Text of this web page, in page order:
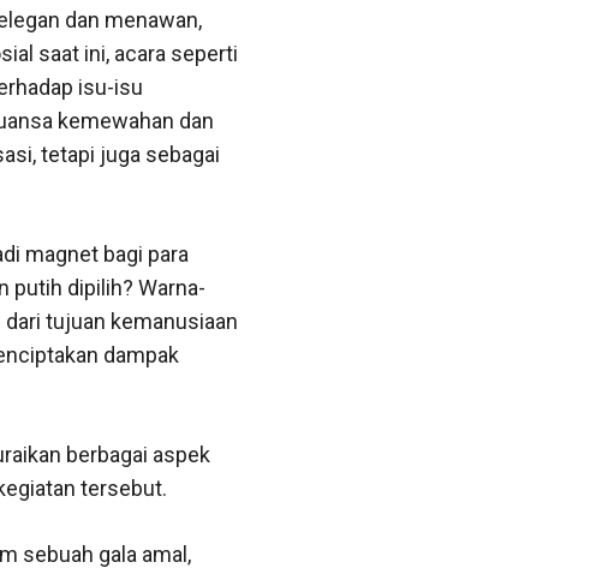
dan menawan,
saat ini, acara seperti
isu-isu
kemewahan dan
tetapi juga sebagai
magnet bagi para
putih dipilih? Warna-
tujuan kemanusiaan
dampak
berbagai aspek
tersebut.
sebuah gala amal,